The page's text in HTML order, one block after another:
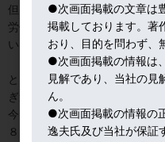
但し、ベビーブーマー世代の
労働参加率改善まで待つと、
い。
とはいえ、前回の経済回復期
ぎ過ぎた、とのトラウマも残る
今回の難題は、変異種猛威の
８月に入り、デルタ懸念で米
●次画面掲載の文章は
掲載しております。著
おり、目的を問わず、
●次画面掲載の情報は
見解であり、当社の見
ん。
●次画面掲載の情報の
逸夫氏及び当社が保証